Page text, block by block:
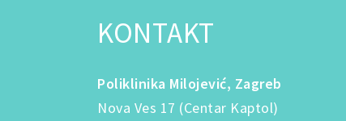
KONTAKT
Poliklinika Milojević, Zagreb
Nova Ves 17 (Centar Kaptol)